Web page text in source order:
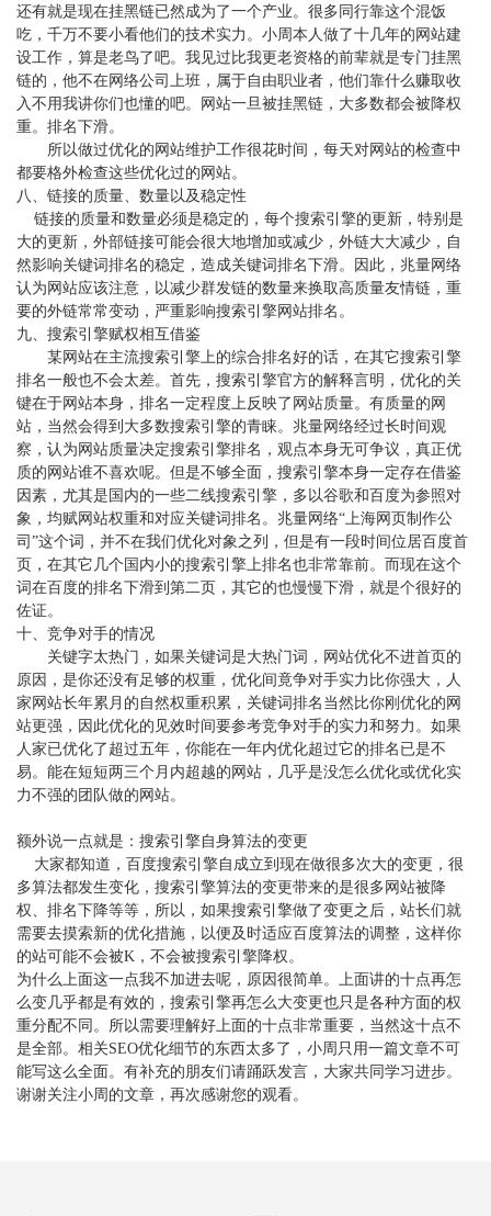
还有就是现在挂黑链已然成为了一个产业。很多同行靠这个混饭
吃，千万不要小看他们的技术实力。小周本人做了十几年的网站建
设工作，算是老鸟了吧。我见过比我更老资格的前辈就是专门挂黑
链的，他不在网络公司上班，属于自由职业者，他们靠什么赚取收
入不用我讲你们也懂的吧。网站一旦被挂黑链，大多数都会被降权
重。排名下滑。
所以做过优化的网站维护工作很花时间，每天对网站的检查中
都要格外检查这些优化过的网站。
八、链接的质量、数量以及稳定性
链接的质量和数量必须是稳定的，每个搜索引擎的更新，特别是
大的更新，外部链接可能会很大地增加或减少，外链大大减少，自
然影响关键词排名的稳定，造成关键词排名下滑。因此，兆量网络
认为网站应该注意，以减少群发链的数量来换取高质量友情链，重
要的外链常常变动，严重影响搜索引擎网站排名。
九、搜索引擎赋权相互借鉴
某网站在主流搜索引擎上的综合排名好的话，在其它搜索引擎
排名一般也不会太差。首先，搜索引擎官方的解释言明，优化的关
键在于网站本身，排名一定程度上反映了网站质量。有质量的网
站，当然会得到大多数搜索引擎的青睐。兆量网络经过长时间观
察，认为网站质量决定搜索引擎排名，观点本身无可争议，真正优
质的网站谁不喜欢呢。但是不够全面，搜索引擎本身一定存在借鉴
因素，尤其是国内的一些二线搜索引擎，多以谷歌和百度为参照对
象，均赋网站权重和对应关键词排名。兆量网络“上海网页制作公
司”这个词，并不在我们优化对象之列，但是有一段时间位居百度首
页，在其它几个国内小的搜索引擎上排名也非常靠前。而现在这个
词在百度的排名下滑到第二页，其它的也慢慢下滑，就是个很好的
佐证。
十、竞争对手的情况
关键字太热门，如果关键词是大热门词，网站优化不进首页的
原因，是你还没有足够的权重，优化间竟争对手实力比你强大，人
家网站长年累月的自然权重积累，关键词排名当然比你刚优化的网
站更强，因此优化的见效时间要参考竞争对手的实力和努力。如果
人家已优化了超过五年，你能在一年内优化超过它的排名已是不
易。能在短短两三个月内超越的网站，几乎是没怎么优化或优化实
力不强的团队做的网站。
额外说一点就是：搜索引擎自身算法的变更
大家都知道，百度搜索引擎自成立到现在做很多次大的变更，很
多算法都发生变化，搜索引擎算法的变更带来的是很多网站被降
权、排名下降等等，所以，如果搜索引擎做了变更之后，站长们就
需要去摸索新的优化措施，以便及时适应百度算法的调整，这样你
的站可能不会被K，不会被搜索引擎降权。
为什么上面这一点我不加进去呢，原因很简单。上面讲的十点再怎
么变几乎都是有效的，搜索引擎再怎么大变更也只是各种方面的权
重分配不同。所以需要理解好上面的十点非常重要，当然这十点不
是全部。相关SEO优化细节的东西太多了，小周只用一篇文章不可
能写这么全面。有补充的朋友们请踊跃发言，大家共同学习进步。
谢谢关注小周的文章，再次感谢您的观看。